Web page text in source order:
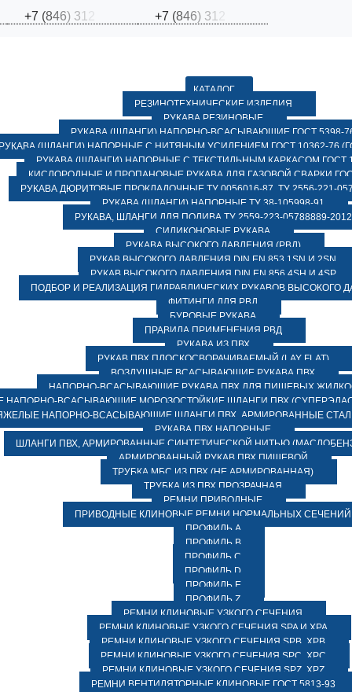
+7 (846) 31 +7 (846) 31
КАТАЛОГ
РЕЗИНОТЕХНИЧЕСКИЕ ИЗДЕЛИЯ
РУКАВА РЕЗИНОВЫЕ
РУКАВА (ШЛАНГИ) НАПОРНО-ВСАСЫВАЮЩИЕ ГОСТ 5398-
(ШЛАНГИ) НАПОРНЫЕ С НИТЯНЫМ УСИЛЕНИЕМ ГОСТ 10362-76
РУКАВА (ШЛАНГИ) НАПОРНЫЕ С ТЕКСТИЛЬНЫМ КАРКАСОМ ГОСТ
КИСЛОРОДНЫЕ И ПРОПАНОВЫЕ РУКАВА ДЛЯ ГАЗОВОЙ СВАРКИ
РУКАВА ДЮРИТОВЫЕ ПРОКЛАДОЧНЫЕ ТУ 0056016-87, ТУ 2556-221-
РУКАВА (ШЛАНГИ) НАПОРНЫЕ ТУ 38-105998-91
РУКАВА, ШЛАНГИ ДЛЯ ПОЛИВА ТУ 2559-223-05788889-2012
СИЛИКОНОВЫЕ РУКАВА
РУКАВА ВЫСОКОГО ДАВЛЕНИЯ (РВД)
РУКАВ ВЫСОКОГО ДАВЛЕНИЯ DIN EN 853 1SN И 2SN
РУКАВ ВЫСОКОГО ДАВЛЕНИЯ DIN EN 856 4SH И 4SP
ПОДБОР И РЕАЛИЗАЦИЯ ГИДРАВЛИЧЕСКИХ РУКАВОВ ВЫСОКОГО
ФИТИНГИ ДЛЯ РВД
БУРОВЫЕ РУКАВА
ПРАВИЛА ПРИМЕНЕНИЯ РВД
РУКАВА ИЗ ПВХ
РУКАВ ПВХ ПЛОСКОСВОРАЧИВАЕМЫЙ (LAY FLAT)
ВОЗДУШНЫЕ ВСАСЫВАЮЩИЕ РУКАВА ПВХ
НАПОРНО-ВСАСЫВАЮЩИЕ РУКАВА ПВХ ДЛЯ ПИЩЕВЫХ
НАПОРНО-ВСАСЫВАЮЩИЕ МОРОЗОСТОЙКИЕ ШЛАНГИ ПВХ
НАПОРНО-ВСАСЫВАЮЩИЕ ШЛАНГИ ПВХ, АРМИРОВАННЫЕ
РУКАВА ПВХ НАПОРНЫЕ
ШЛАНГИ ПВХ, АРМИРОВАННЫЕ СИНТЕТИЧЕСКОЙ НИТЬЮ
АРМИРОВАННЫЙ РУКАВ ПВХ ПИЩЕВОЙ
ТРУБКА МБС ИЗ ПВХ (НЕ АРМИРОВАННАЯ)
ТРУБКА ИЗ ПВХ ПРОЗРАЧНАЯ
РЕМНИ ПРИВОДНЫЕ
ПРИВОДНЫЕ КЛИНОВЫЕ РЕМНИ НОРМАЛЬНЫХ СЕЧЕНИЙ
ПРОФИЛЬ A
ПРОФИЛЬ B
ПРОФИЛЬ C
ПРОФИЛЬ D
ПРОФИЛЬ E
ПРОФИЛЬ Z
РЕМНИ КЛИНОВЫЕ УЗКОГО СЕЧЕНИЯ
РЕМНИ КЛИНОВЫЕ УЗКОГО СЕЧЕНИЯ SPA И XPA
РЕМНИ КЛИНОВЫЕ УЗКОГО СЕЧЕНИЯ SPB, XPB
РЕМНИ КЛИНОВЫЕ УЗКОГО СЕЧЕНИЯ SPC, XPC
РЕМНИ КЛИНОВЫЕ УЗКОГО СЕЧЕНИЯ SPZ, XPZ
РЕМНИ ВЕНТИЛЯТОРНЫЕ КЛИНОВЫЕ ГОСТ 5813-93